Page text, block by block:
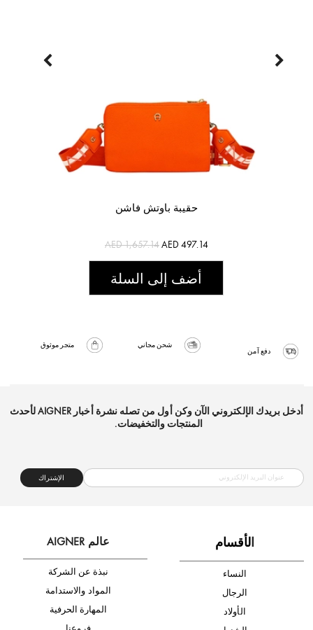
حقيبة باوتش فاشن
AED 1,657.14AED 497.14
أضف إلى السلة